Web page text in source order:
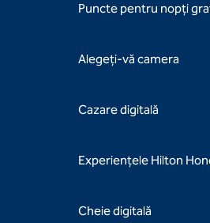
Puncte pentru nopți
Alegeți-vă camera
Cazare digitală
Experiențele Hilton
Cheie digitală